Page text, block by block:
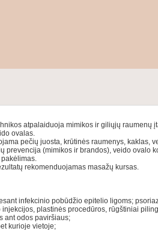
atpalaiduoja mimikos ir giliųjų raumenų
ovalas.
pečių juosta, krūtinės raumenys, kaklas,
prevencija (mimikos ir brandos), veido ovalo
rekomenduojamas masažų kursas.
infekcinio pobūdžio epitelio ligoms;
injekcijos, plastinės procedūros, rūgštiniai
ant odos paviršiaus;
kurioje vietoje;